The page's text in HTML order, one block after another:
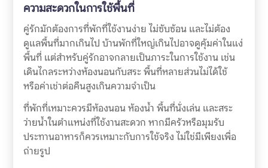
ความสะดวกในการใช้พื้นที่
คู่รักมักต้องการที่พักที่ใช้งานง่าย ไม่ซับซ้อน และไม่ต้อง
ดูแลพื้นที่มากเกินไป บ้านพักที่ใหญ่เกินไปอาจดูคุ้มค่าในแง่
พื้นที่ แต่สำหรับคู่รักอาจกลายเป็นภาระในการใช้งาน เช่น
เดินไกลระหว่างห้องนอนกับสระ พื้นที่หลายส่วนไม่ได้ใช้
หรือค่าเช่าต่อคืนสูงเกินความจำเป็น
ที่พักที่เหมาะควรมีห้องนอน ห้องน้ำ พื้นที่นั่งเล่น และสระ
ว่ายน้ำในตำแหน่งที่ใช้งานสะดวก หากมีครัวหรือมุมรับ
ประทานอาหารก็ควรเหมาะกับการใช้จริง ไม่ใช่มีเพียงเพื่อ
ถ่ายรูป